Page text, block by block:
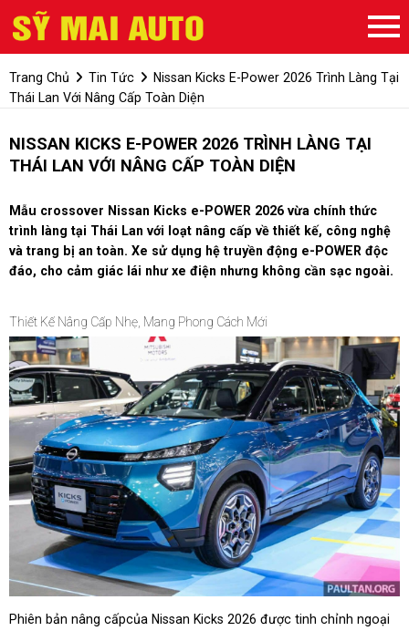
Trang Chủ Tin Tức
Nissan Kicks E-Power 2026 Trình Làng Tại
Thái Lan Với Nâng Cấp Toàn Diện
NISSAN KICKS E-POWER 2026 TRÌNH LÀNG TẠI
THÁI LAN VỚI NÂNG CẤP TOÀN DIỆN
Mẫu crossover Nissan Kicks e-POWER 2026 vừa chính thức
trình làng tại Thái Lan với loạt nâng cấp về thiết kế, công nghệ
và trang bị an toàn. Xe sử dụng hệ truyền động e-POWER độc
đáo, cho cảm giác lái như xe điện nhưng không cần sạc ngoài.
Thiết Kế Nâng Cấp Nhẹ, Mang Phong Cách Mới
Phiên bản nâng cấpcủa Nissan Kicks 2026 được tinh chỉnh ngoại